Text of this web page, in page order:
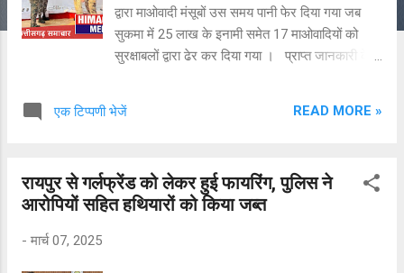
द्वारा माओवादी मंसूबों उस समय पानी फेर दिया गया जब
सुकमा में 25 लाख के इनामी समेत 17 माओवादियों को
सुरक्षाबलों द्वारा ढेर कर दिया गया । प्राप्त जानकारी के
सचिव सहित 17 माओवादियों को मार गिराया गया और
एक टिप्पणी भेजें READ MORE »
रायपुर से गर्लफ्रेंड को लेकर हुई फायरिंग, पुलिस ने
आरोपियों सहित हथियारों को किया जब्त
- मार्च 07, 2025